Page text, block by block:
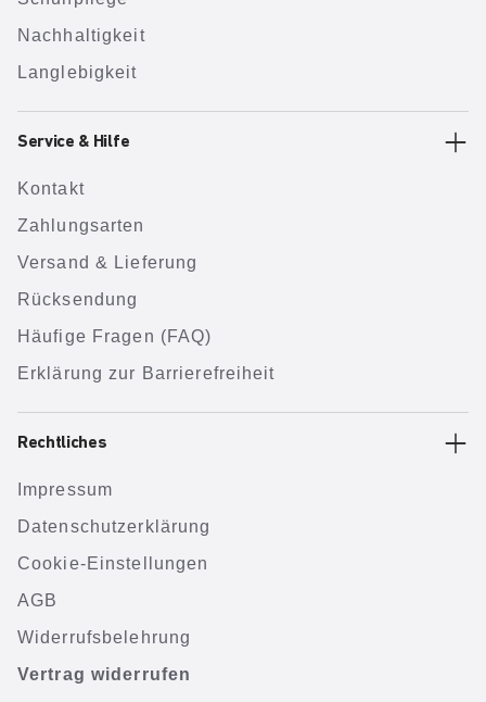
Nachhaltigkeit
Langlebigkeit
Service & Hilfe
Kontakt
Zahlungsarten
Versand & Lieferung
Rücksendung
Häufige Fragen (FAQ)
Erklärung zur Barrierefreiheit
Rechtliches
Impressum
Datenschutzerklärung
Cookie-Einstellungen
AGB
Widerrufsbelehrung
Vertrag widerrufen